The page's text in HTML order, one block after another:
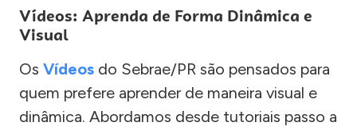
Vídeos: Aprenda de Forma Dinâmica e
Visual
Os Vídeos do Sebrae/PR são pensados para
quem prefere aprender de maneira visual e
dinâmica. Abordamos desde tutoriais passo a